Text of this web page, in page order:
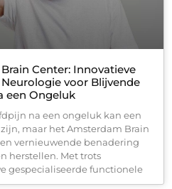
Center: Innovatieve
voor Blijvende
een Ongeluk
na een ongeluk kan een
maar het Amsterdam Brain
vernieuwende benadering
herstellen. Met trots
gespecialiseerde functionele